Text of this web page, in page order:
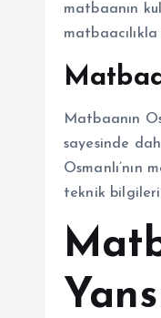
matbaanın
Matbaanın
sayesinde
Osmanlı’nın
teknik